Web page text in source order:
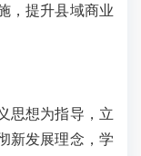
，提升县域商业
想为指导，立
新发展理念，学